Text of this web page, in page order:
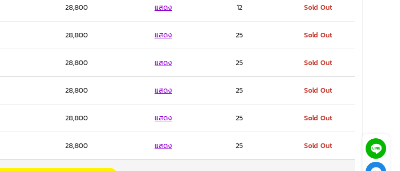
28,800 แสดง 12 Sold Out
28,800 แสดง 25 Sold Out
28,800 แสดง 25 Sold Out
28,800 แสดง 25 Sold Out
28,800 แสดง 25 Sold Out
28,800 แสดง 25 Sold Out